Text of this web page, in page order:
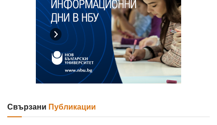
Свързани Публикации